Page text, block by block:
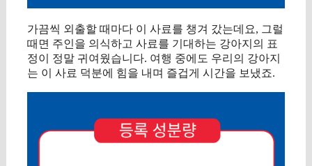
가끔씩 외출할 때마다 이 사료를 챙겨 갔는데요, 그럴
때면 주인을 의식하고 사료를 기대하는 강아지의 표
정이 정말 귀여웠습니다. 여행 중에도 우리의 강아지
는 이 사료 덕분에 힘을 내며 즐겁게 시간을 보냈죠.